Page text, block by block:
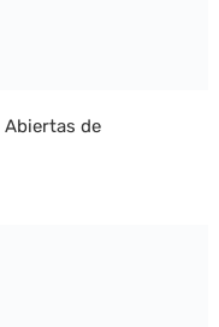
Abiertas de